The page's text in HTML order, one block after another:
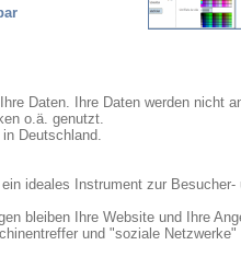
Daten. Ihre Daten werden nicht
o.ä. genutzt.
Deutschland.
ideales Instrument zur Besucher-
bleiben Ihre Website und Ihre
und "soziale Netzwerke"